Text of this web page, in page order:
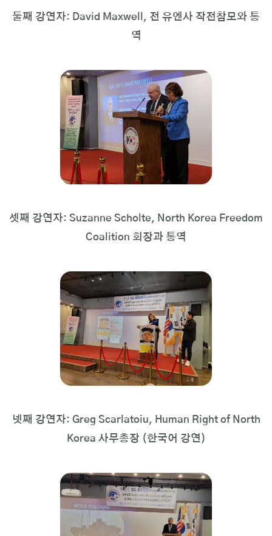
둘째 강연자: David Maxwell, 전 유엔사 작전참모와 통
역
셋째 강연자: Suzanne Scholte, North Korea Freedom
Coalition 회장과 통역
넷째 강연자: Greg Scarlatoiu, Human Right of North
Korea 사무총장 (한국어 강연)